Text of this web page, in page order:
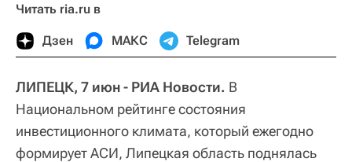
Читать ria.ru в
Дзен МАКС Telegram
ЛИПЕЦК, 7 июн - РИА Новости. В
Национальном рейтинге состояния
инвестиционного климата, который ежегодно
формирует АСИ, Липецкая область поднялась